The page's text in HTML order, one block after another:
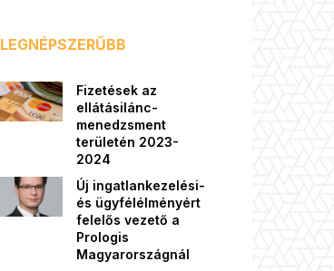
LEGNÉPSZERŰBB
Fizetések az
ellátásilánc-
menedzsment
területén 2023-
2024
Új ingatlankezelési-
és ügyfélélményért
felelős vezető a
Prologis
Magyarországnál